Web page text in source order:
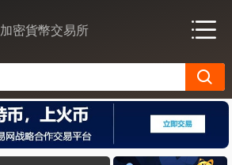
加密貨幣交易所